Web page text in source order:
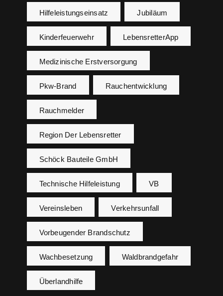
Hilfeleistungseinsatz Jubiläum
Kinderfeuerwehr LebensretterApp
Medizinische Erstversorgung
Pkw-Brand Rauchentwicklung
Rauchmelder
Region Der Lebensretter
Schöck Bauteile GmbH
Technische Hilfeleistung VB
Vereinsleben Verkehrsunfall
Vorbeugender Brandschutz
Wachbesetzung Waldbrandgefahr
Überlandhilfe